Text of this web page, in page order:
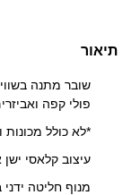
תיאור
פולי קפה
*לא כולל מכונות
עיצוב קלאסי
מנוף חליטה